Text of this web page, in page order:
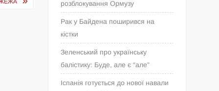
розблокування Ормузу
Рак у Байдена поширився на
кістки
Зеленський про українську
балістику: Буде, але є “але”
Іспанія готується до нової навали